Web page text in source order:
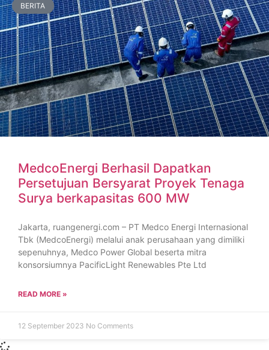
BERITA
MedcoEnergi Berhasil Dapatkan
Persetujuan Bersyarat Proyek Tenaga
Surya berkapasitas 600 MW
Jakarta, ruangenergi.com – PT Medco Energi Internasional
Tbk (MedcoEnergi) melalui anak perusahaan yang dimiliki
sepenuhnya, Medco Power Global beserta mitra
konsorsiumnya PacificLight Renewables Pte Ltd
READ MORE »
12 September 2023 No Comments